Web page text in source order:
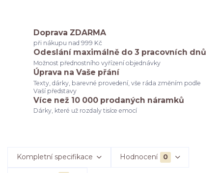
Doprava ZDARMA
při nákupu nad 999 Kč
Odeslání maximálně do 3 pracovních dnů
Možnost přednostního vyřízení objednávky
Úprava na Vaše přání
Texty, dárky, barevné provedení, vše ráda změním podle
Vaší představy
Více než 10 000 prodaných náramků
Dárky, které už rozdaly tisíce emocí
Kompletní specifikace Hodnocení 0